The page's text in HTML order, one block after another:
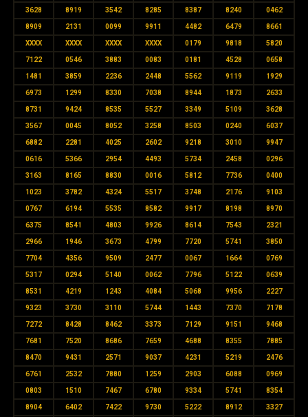
3628 8919 3542 8285 8387 8240 0462
8909 2131 0099 9911 4482 6479 8661
XXXX XXXX XXXX XXXX 0179 9818 5820
7122 0546 3883 0083 0181 4528 0658
1481 3859 2236 2448 5562 9119 1929
6973 1299 8330 7038 8944 1873 2633
8731 9424 8535 5527 3349 5109 3628
3567 0045 8052 3258 8503 0240 6037
6882 2281 4025 2602 9218 3010 9947
0616 5366 2954 4493 5734 2458 0296
3163 8165 8830 0016 5812 7736 0400
1023 3782 4324 5517 3748 2176 9103
0767 6194 5535 8582 9917 8198 8970
6375 8541 4803 9926 8614 7543 2321
2966 1946 3673 4799 7720 5741 3850
7704 4356 9509 2477 0067 1664 0769
5317 0294 5140 0062 7796 5122 0639
8531 4219 1243 4084 5068 9956 2227
9323 3730 3110 5744 1443 7370 7178
7272 8428 8462 3373 7129 9151 9468
7681 7520 8686 7659 4688 8355 7885
8470 9431 2571 9037 4231 5219 2476
6761 2532 7880 1259 2903 6088 0969
0803 1510 7467 6780 9334 5741 8354
8904 6402 7422 9730 5222 8912 3327